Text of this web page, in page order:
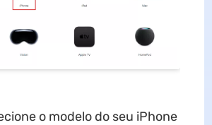
o modelo do seu iPhone